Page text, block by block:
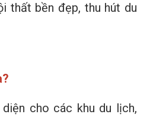
thất bền đẹp, thu hút du
cho các khu du lịch,